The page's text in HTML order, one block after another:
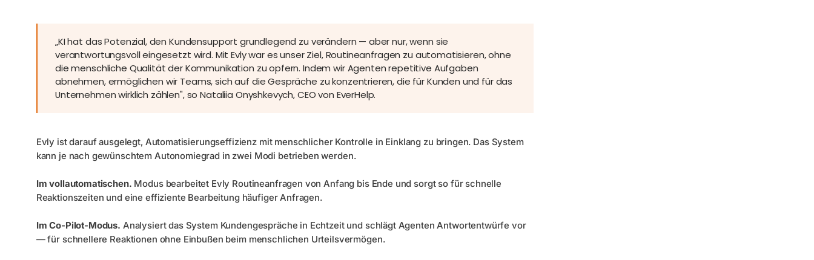
„KI hat das Potenzial, den Kundensupport grundlegend zu verändern — aber nur, wenn sie
verantwortungsvoll eingesetzt wird. Mit Evly war es unser Ziel, Routineanfragen zu automatisieren, ohne
die menschliche Qualität der Kommunikation zu opfern. Indem wir Agenten repetitive Aufgaben
abnehmen, ermöglichen wir Teams, sich auf die Gespräche zu konzentrieren, die für Kunden und für das
Unternehmen wirklich zählen", so Nataliia Onyshkevych, CEO von EverHelp.
Evly ist darauf ausgelegt, Automatisierungseffizienz mit menschlicher Kontrolle in Einklang zu bringen. Das System
kann je nach gewünschtem Autonomiegrad in zwei Modi betrieben werden.
Im vollautomatischen. Modus bearbeitet Evly Routineanfragen von Anfang bis Ende und sorgt so für schnelle
Reaktionszeiten und eine effiziente Bearbeitung häufiger Anfragen.
Im Co-Pilot-Modus. Analysiert das System Kundengespräche in Echtzeit und schlägt Agenten Antwortentwürfe vor
— für schnellere Reaktionen ohne Einbußen beim menschlichen Urteilsvermögen.